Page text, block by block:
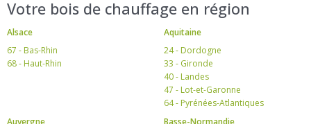
Votre bois de chauffage en région
Alsace
67 - Bas-Rhin
68 - Haut-Rhin
Aquitaine
24 - Dordogne
33 - Gironde
40 - Landes
47 - Lot-et-Garonne
64 - Pyrénées-Atlantiques
Auvergne
Basse-Normandie